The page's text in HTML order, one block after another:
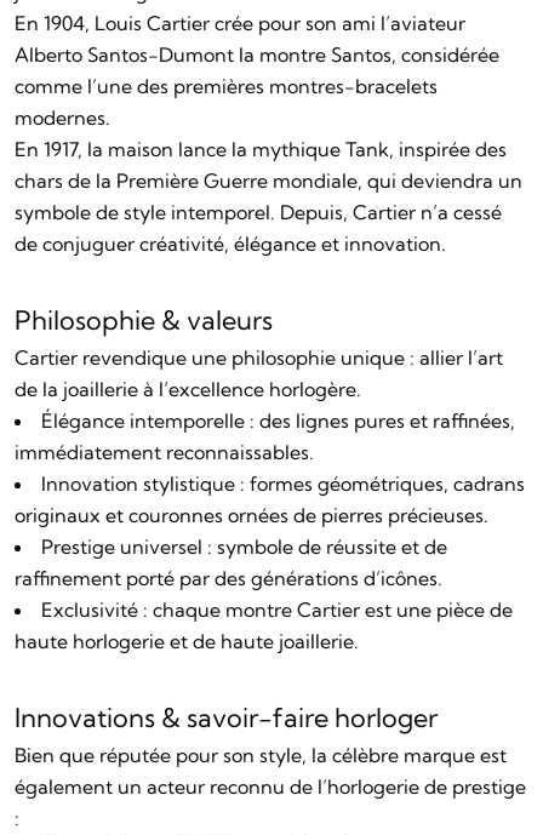
En 1904, Louis Cartier crée pour son ami l’aviateur
Alberto Santos-Dumont la montre Santos, considérée
comme l’une des premières montres-bracelets
modernes.
En 1917, la maison lance la mythique Tank, inspirée des
chars de la Première Guerre mondiale, qui deviendra un
symbole de style intemporel. Depuis, Cartier n’a cessé
de conjuguer créativité, élégance et innovation.
Philosophie & valeurs
Cartier revendique une philosophie unique : allier l’art
de la joaillerie à l’excellence horlogère.
Élégance intemporelle : des lignes pures et raffinées,
immédiatement reconnaissables.
Innovation stylistique : formes géométriques, cadrans
originaux et couronnes ornées de pierres précieuses.
Prestige universel : symbole de réussite et de
raffinement porté par des générations d’icônes.
Exclusivité : chaque montre Cartier est une pièce de
haute horlogerie et de haute joaillerie.
Innovations & savoir-faire horloger
Bien que réputée pour son style, la célèbre marque est
également un acteur reconnu de l’horlogerie de prestige
: